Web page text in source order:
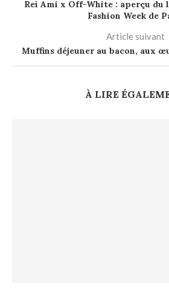
Rei Ami x Off-White : aperçu du
Fashion Week de
Article suivant
Muffins déjeuner au bacon, aux
À LIRE